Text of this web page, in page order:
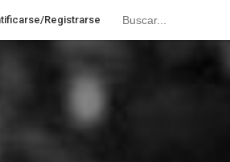
Registrarse